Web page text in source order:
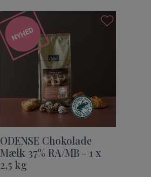
NYHED
ODENSE Chokolade
Mælk 37% RA/MB - 1 x
2,5 kg